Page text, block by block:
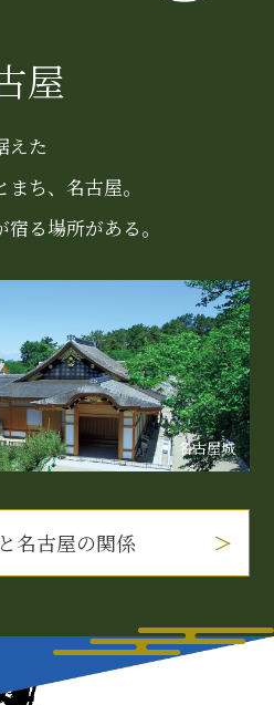
屋
えた
ち、名古屋。
る場所がある。
名古屋城
名古屋の関係